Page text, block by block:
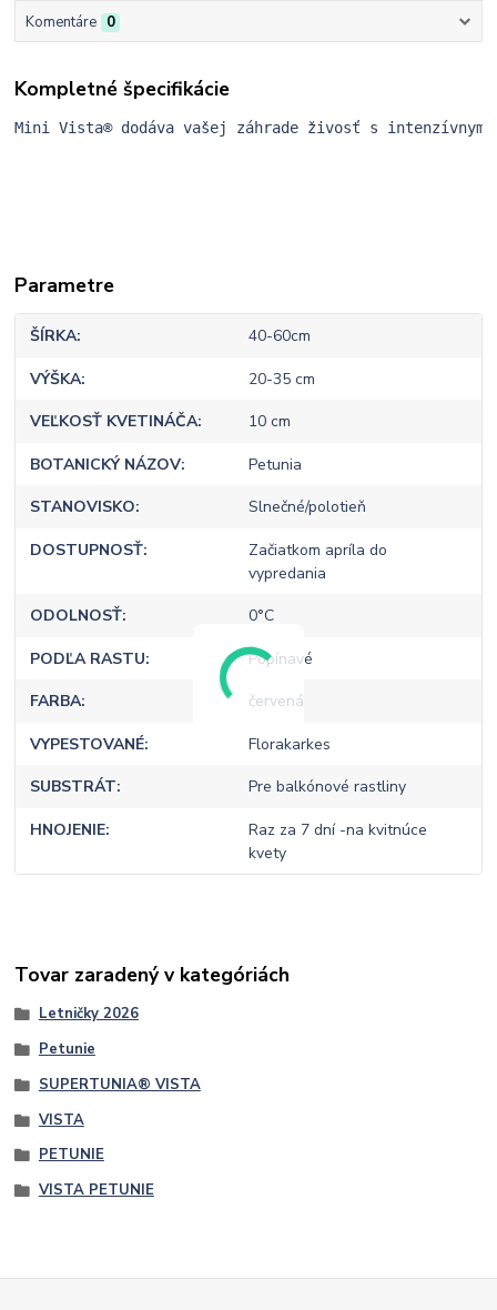
Komentáre 0
Kompletné špecifikácie
Mini Vista® dodáva vašej záhrade živosť s
Parametre
ŠÍRKA 40-60cm
VÝŠKA 20-35 cm
VEĽKOSŤ KVETINÁČA 10 cm
BOTANICKÝ NÁZOV Petunia
STANOVISKO Slnečné/polotieň
DOSTUPNOSŤ
Začiatkom apríla do
vypredania
ODOLNOSŤ 0°C
PODĽA RASTU Popínavé
FARBA červená
VYPESTOVANÉ Florakarkes
SUBSTRÁT Pre balkónové rastliny
HNOJENIE
Raz za 7 dní -na kvitnúce
kvety
Tovar zaradený v kategóriách
Letničky 2026
Petunie
SUPERTUNIA® VISTA
VISTA
PETUNIE
VISTA PETUNIE